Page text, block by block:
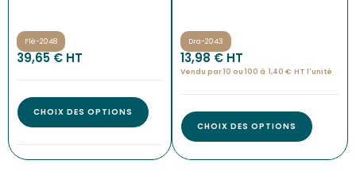
Flè-2048
39,65 € HT
CHOIX DES OPTIONS
Dra-2043
13,98 € HT
Vendu par 10 ou 100 à 1,40 € HT l'unité
CHOIX DES OPTIONS